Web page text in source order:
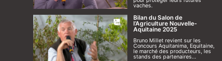
vaches.
Bilan du Salon de
l’Agriculture Nouvelle-
Aquitaine 2025
Bruno Millet revient sur les
Concours Aquitanima, Equitaine,
le marché des producteurs, les
stands des partenaires...